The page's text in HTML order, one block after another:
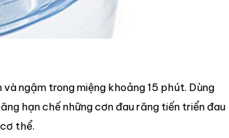
ngậm trong miệng khoảng 15 phút. Dùng
hạn chế những cơn đau răng tiến triển đau
thể.